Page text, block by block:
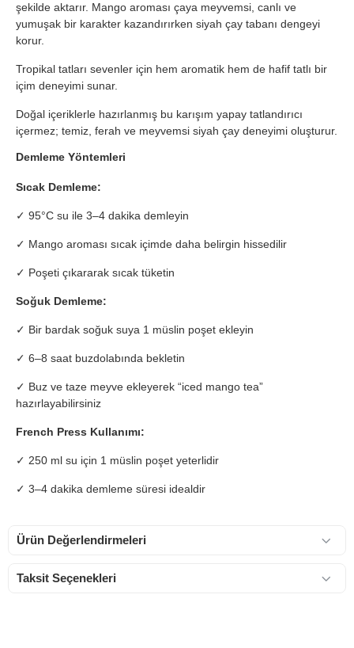
şekilde aktarır. Mango aroması çaya meyvemsi, canlı ve
yumuşak bir karakter kazandırırken siyah çay tabanı dengeyi
korur.
Tropikal tatları sevenler için hem aromatik hem de hafif tatlı bir
içim deneyimi sunar.
Doğal içeriklerle hazırlanmış bu karışım yapay tatlandırıcı
içermez; temiz, ferah ve meyvemsi siyah çay deneyimi oluşturur.
Demleme Yöntemleri
Sıcak Demleme:
✓ 95°C su ile 3–4 dakika demleyin
✓ Mango aroması sıcak içimde daha belirgin hissedilir
✓ Poşeti çıkararak sıcak tüketin
Soğuk Demleme:
✓ Bir bardak soğuk suya 1 müslin poşet ekleyin
✓ 6–8 saat buzdolabında bekletin
✓ Buz ve taze meyve ekleyerek “iced mango tea”
hazırlayabilirsiniz
French Press Kullanımı:
✓ 250 ml su için 1 müslin poşet yeterlidir
✓ 3–4 dakika demleme süresi idealdir
Ürün Değerlendirmeleri
Taksit Seçenekleri